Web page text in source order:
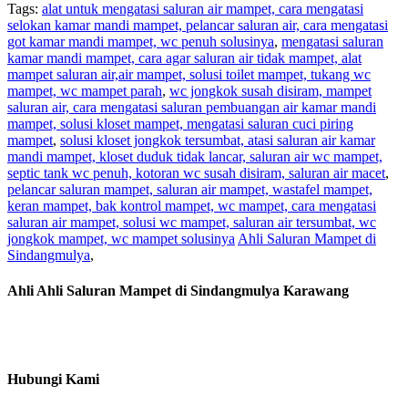
Tags: alat untuk mengatasi saluran air mampet, cara mengatasi
selokan kamar mandi mampet, pelancar saluran air, cara mengatasi
got kamar mandi mampet, wc penuh solusinya, mengatasi saluran
kamar mandi mampet, cara agar saluran air tidak mampet, alat
mampet saluran air,air mampet, solusi toilet mampet, tukang wc
mampet, wc mampet parah, wc jongkok susah disiram, mampet
saluran air, cara mengatasi saluran pembuangan air kamar mandi
mampet, solusi kloset mampet, mengatasi saluran cuci piring
mampet, solusi kloset jongkok tersumbat, atasi saluran air kamar
mandi mampet, kloset duduk tidak lancar, saluran air wc mampet,
septic tank wc penuh, kotoran wc susah disiram, saluran air macet,
pelancar saluran mampet, saluran air mampet, wastafel mampet,
keran mampet, bak kontrol mampet, wc mampet, cara mengatasi
saluran air mampet, solusi wc mampet, saluran air tersumbat, wc
jongkok mampet, wc mampet solusinya Ahli Saluran Mampet di
Sindangmulya,
Ahli Ahli Saluran Mampet di Sindangmulya Karawang
Hubungi Kami